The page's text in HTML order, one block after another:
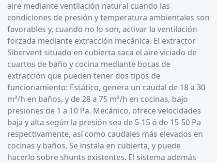
aire mediante ventilación natural cuando las
condiciones de presión y temperatura ambientales son
favorables y, cuando no lo son, activar la ventilación
forzada mediante extracción mecánica. El extractor
Sibervent situado en cubierta saca el aire viciado de
cuartos de baño y cocina mediante bocas de
extracción que pueden tener dos tipos de
funcionamiento: Estático, genera un caudal de 18 a 30
m³/h en baños, y de 28 a 75 m³/h en cocinas, bajo
presiones de 1 a 10 Pa. Mecánico, ofrece velocidades
baja y alta según la presión sea de 5-15 ó de 15-50 Pa
respectivamente, así como caudales más elevados en
cocinas y baños. Se instala en cubierta, y puede
hacerlo sobre shunts existentes. El sistema además